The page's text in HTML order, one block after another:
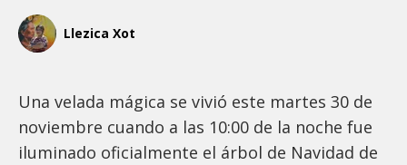
Llezica Xot
Una velada mágica se vivió este martes 30 de
noviembre cuando a las 10:00 de la noche fue
iluminado oficialmente el árbol de Navidad de